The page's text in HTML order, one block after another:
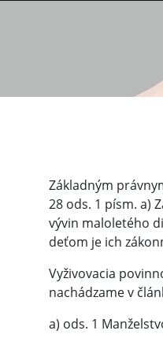
Základným
28 ods. 1 písm. a)
vývin maloletého
deťom je ich
Vyživovacia
nachádzame v
a) ods. 1